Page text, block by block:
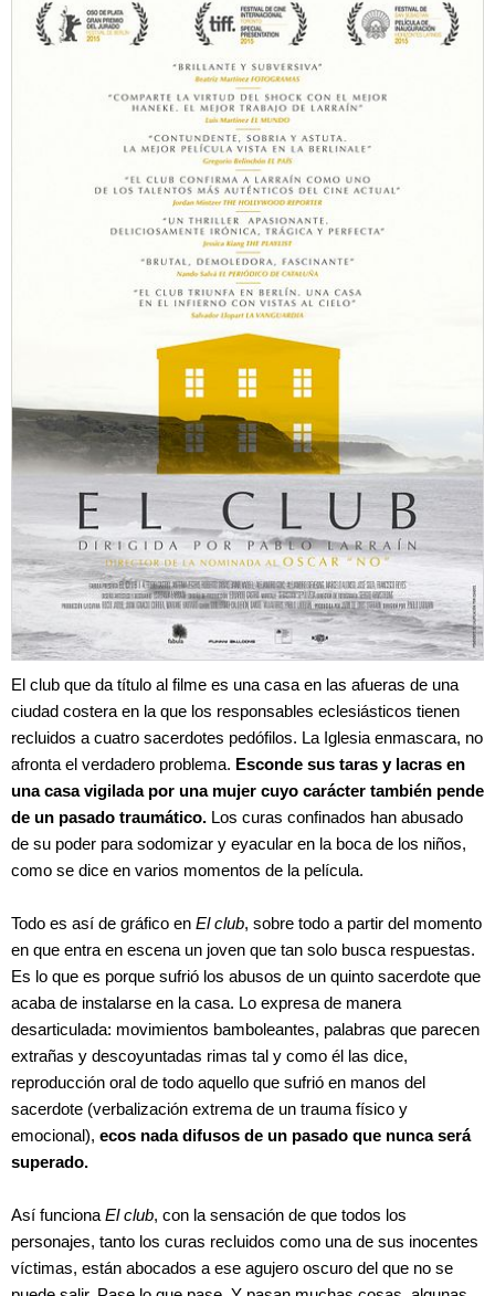
El club que da título al filme es una casa en las afueras de una
ciudad costera en la que los responsables eclesiásticos tienen
recluidos a cuatro sacerdotes pedófilos. La Iglesia enmascara, no
afronta el verdadero problema. Esconde sus taras y lacras en
una casa vigilada por una mujer cuyo carácter también pende
de un pasado traumático. Los curas confinados han abusado
de su poder para sodomizar y eyacular en la boca de los niños,
como se dice en varios momentos de la película.
Todo es así de gráfico en El club, sobre todo a partir del momento
en que entra en escena un joven que tan solo busca respuestas.
Es lo que es porque sufrió los abusos de un quinto sacerdote que
acaba de instalarse en la casa. Lo expresa de manera
desarticulada: movimientos bamboleantes, palabras que parecen
extrañas y descoyuntadas rimas tal y como él las dice,
reproducción oral de todo aquello que sufrió en manos del
sacerdote (verbalización extrema de un trauma físico y
emocional), ecos nada difusos de un pasado que nunca será
superado.
Así funciona El club, con la sensación de que todos los
personajes, tanto los curas recluidos como una de sus inocentes
víctimas, están abocados a ese agujero oscuro del que no se